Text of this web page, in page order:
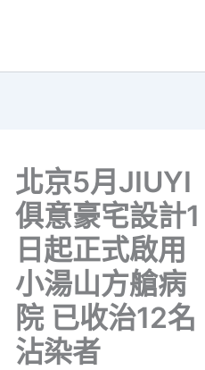
北京5月JIUYI
俱意豪宅設計1
日起正式啟用
小湯山方艙病
院 已收治12名
沾染者